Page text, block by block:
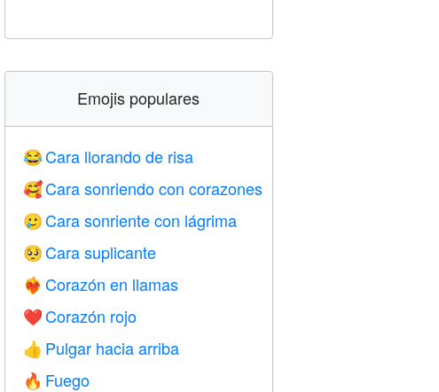
Emojis populares
😂Cara llorando de risa
🥰Cara sonriendo con corazones
🥲 Cara sonriente con lágrima
🥺 Cara suplicante
❤️‍🔥 Corazón en llamas
❤️ Corazón rojo
👍 Pulgar hacia arriba
🔥 Fuego